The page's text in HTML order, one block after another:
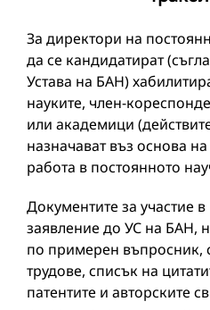
За директори на
да се кандидатират
Устава на БАН)
науките, член-
или академици
назначават въз основа
работа в постоянното
Документите за участие
заявление до УС на БАН,
по примерен въпросник,
трудове, списък на
патентите и авторските